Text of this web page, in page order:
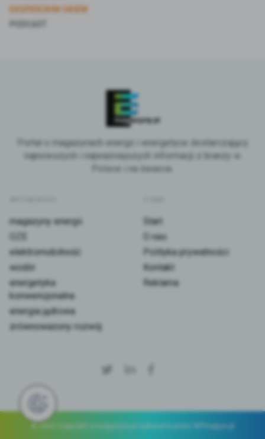
EKSPERCKIM OKIEM
Portal o magazynach energii i energetyce dostarczający
najnowszych i najważniejszych informacji z branży w
Polsce i na świecie.
magazyny energii
elektromobilność
wodór
energetyka
konwencjonalna
energia jądrowa
zrównoważony rozwój
Start
O nas
Polityka prywatności
Kontakt
Reklama
© 2026 Copyright e-magazyny.pl wykonane przez WPmagus.pl